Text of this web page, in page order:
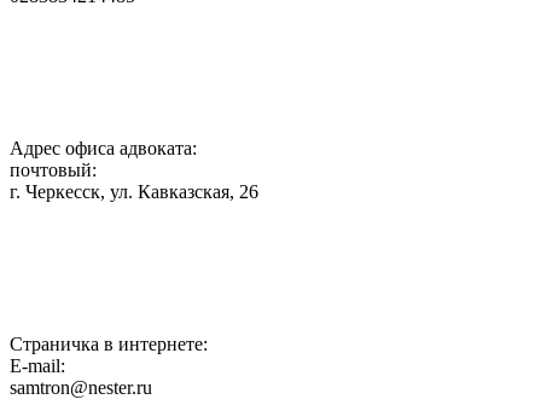
Адрес офиса адвоката:
почтовый:
г. Черкесск, ул. Кавказская, 26
Страничка в интернете:
E-mail:
samtron@nester.ru